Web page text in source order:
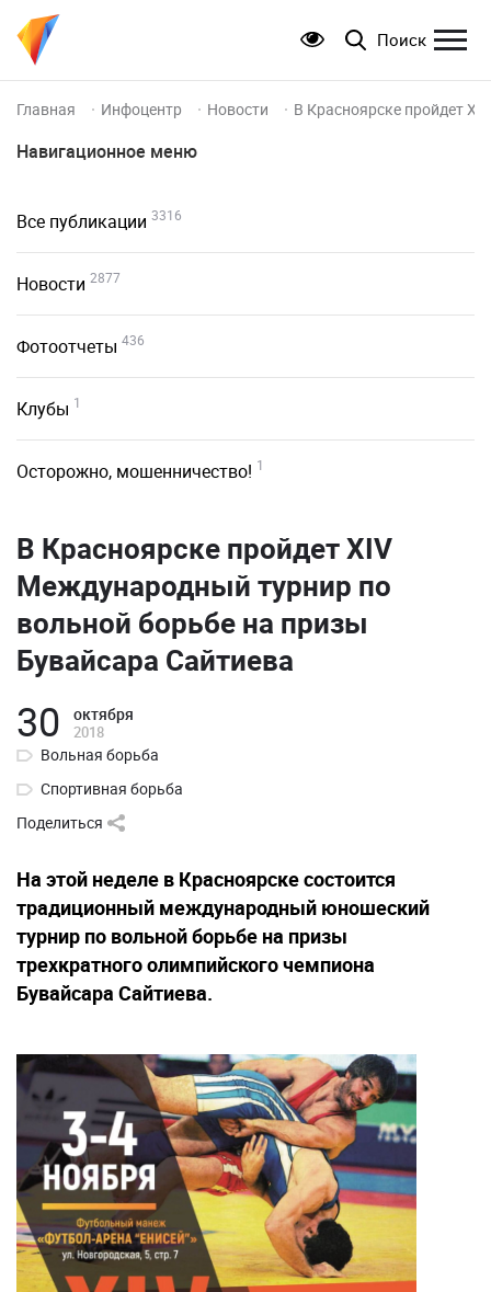
Поиск
Главная Инфоцентр Новости В Красноярске пройдет
Навигационное меню
Все публикации 3316
Новости 2877
Фотоотчеты 436
Клубы 1
Осторожно, мошенничество! 1
В Красноярске пройдет XIV
Международный турнир по
вольной борьбе на призы
Бувайсара Сайтиева
30 октября
2018
Вольная борьба
Спортивная борьба
Поделиться
На этой неделе в Красноярске состоится
традиционный международный юношеский
турнир по вольной борьбе на призы
трехкратного олимпийского чемпиона
Бувайсара Сайтиева.